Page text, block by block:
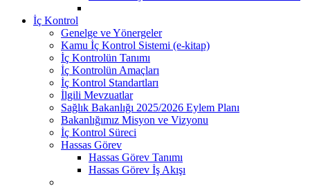
İç Kontrol
Genelge ve Yönergeler
Kamu İç Kontrol Sistemi (e-kitap)
İç Kontrolün Tanımı
İç Kontrolün Amaçları
İç Kontrol Standartları
İlgili Mevzuatlar
Sağlık Bakanlığı 2025/2026 Eylem Planı
Bakanlığımız Misyon ve Vizyonu
İç Kontrol Süreci
Hassas Görev
Hassas Görev Tanımı
Hassas Görev İş Akışı